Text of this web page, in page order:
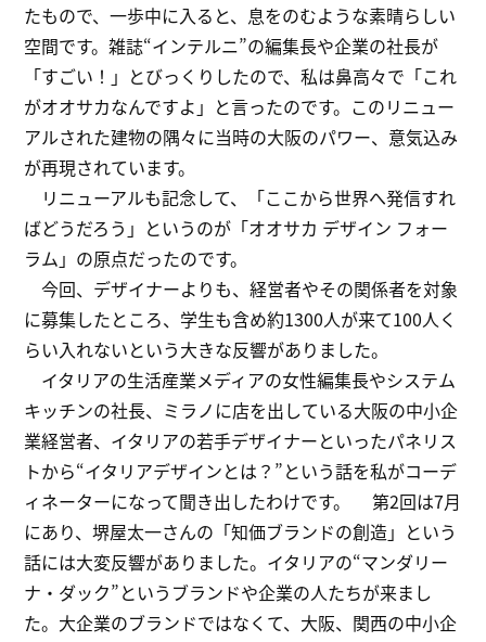
たもので、一歩中に入ると、息をのむような素晴らしい
空間です。雑誌“インテルニ”の編集長や企業の社長が
「すごい！」とびっくりしたので、私は鼻高々で「これ
がオオサカなんですよ」と言ったのです。このリニュー
アルされた建物の隅々に当時の大阪のパワー、意気込み
が再現されています。
リニューアルも記念して、「ここから世界へ発信すれ
ばどうだろう」というのが「オオサカ デザイン フォー
ラム」の原点だったのです。
今回、デザイナーよりも、経営者やその関係者を対象
に募集したところ、学生も含め約1300人が来て100人く
らい入れないという大きな反響がありました。
イタリアの生活産業メディアの女性編集長やシステム
キッチンの社長、ミラノに店を出している大阪の中小企
業経営者、イタリアの若手デザイナーといったパネリス
トから“イタリアデザインとは？”という話を私がコーデ
ィネーターになって聞き出したわけです。 第2回は7月
にあり、堺屋太一さんの「知価ブランドの創造」という
話には大変反響がありました。イタリアの“マンダリー
ナ・ダック”というブランドや企業の人たちが来まし
た。大企業のブランドではなくて、大阪、関西の中小企